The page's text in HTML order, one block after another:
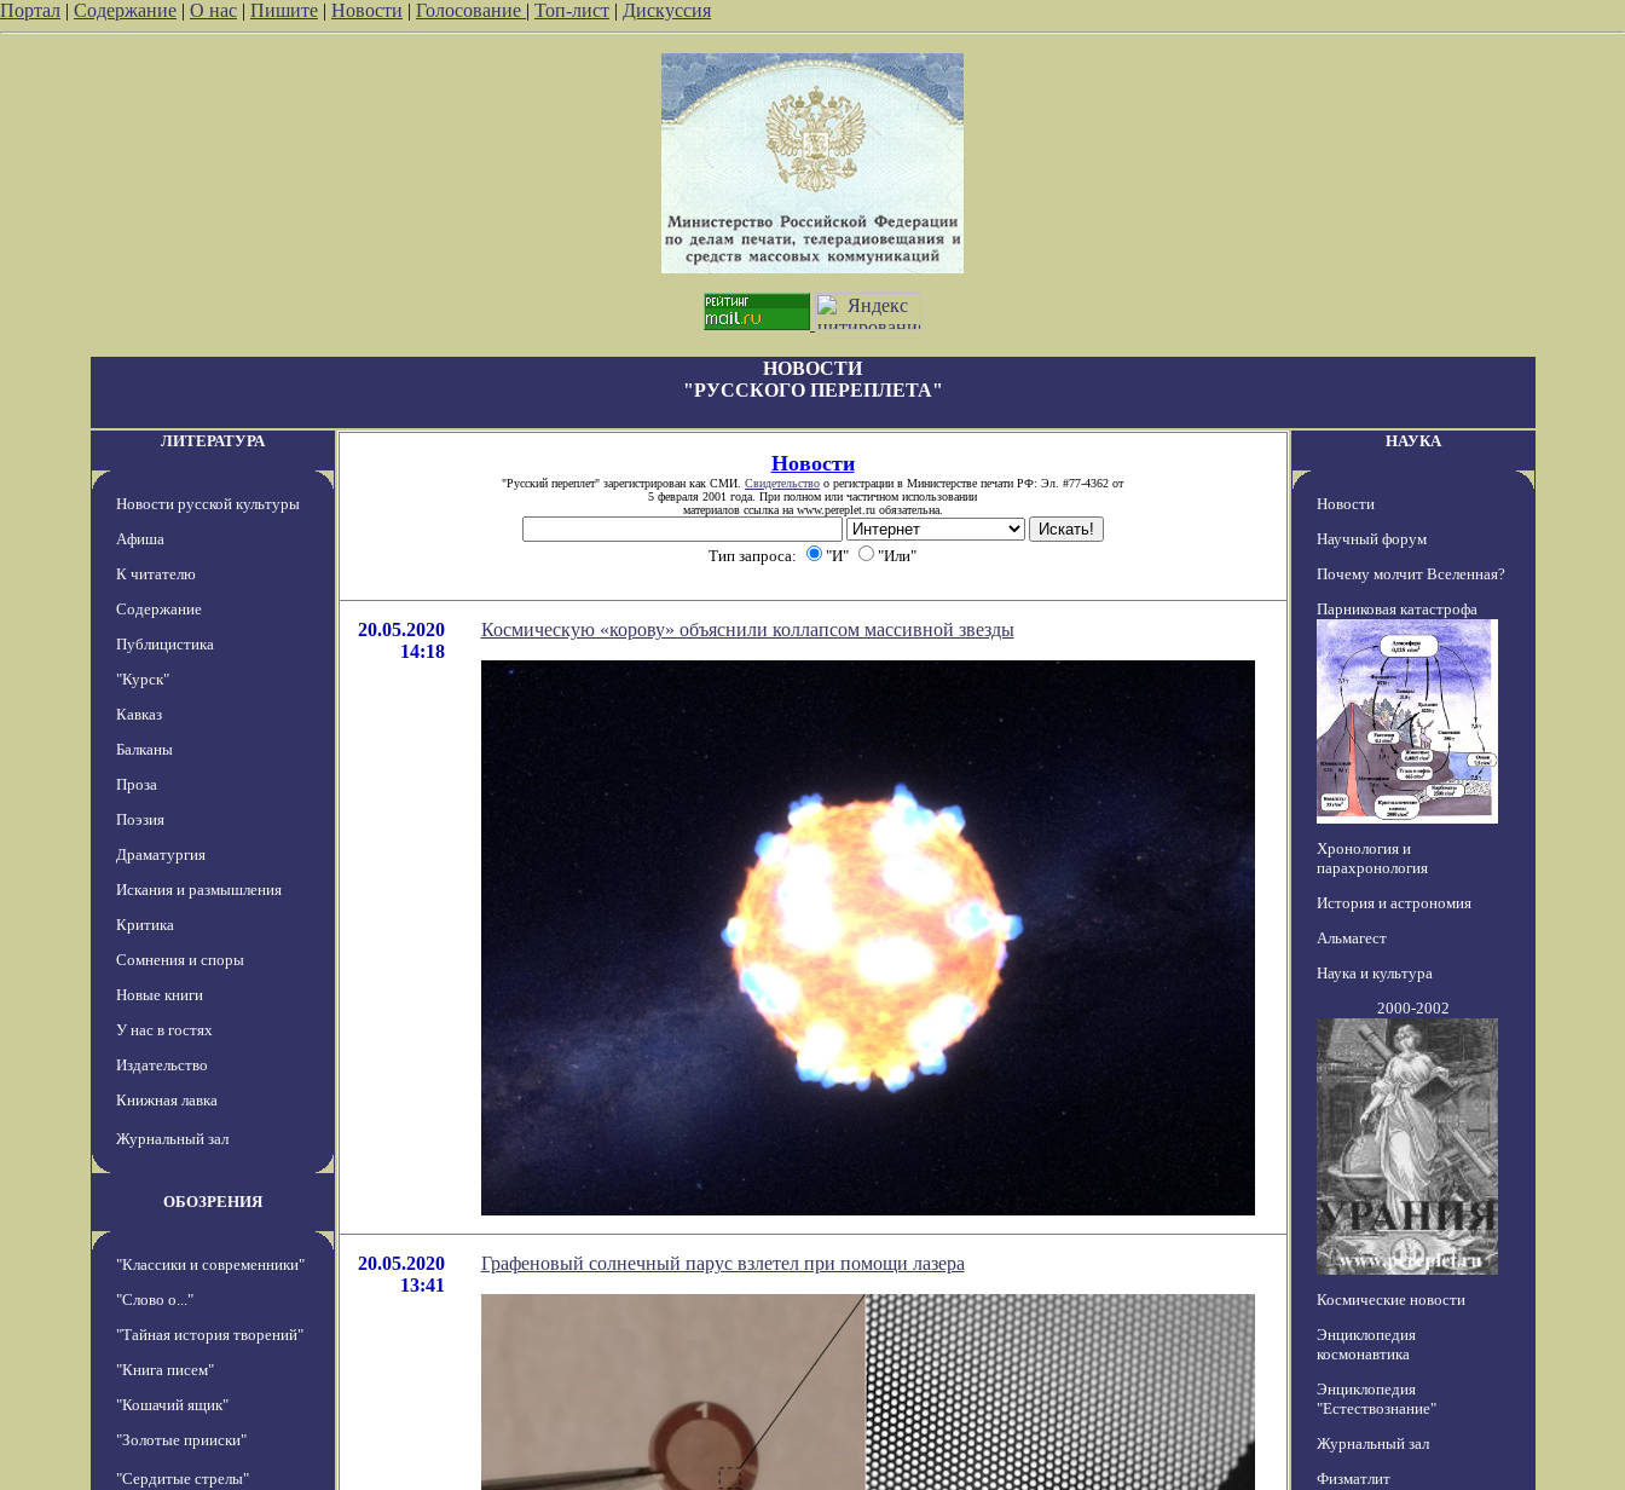
Портал | Содержание | О нас | Пишите | Новости | Голосование | Топ-лист | Дискуссия
НОВОСТИ
"РУССКОГО ПЕРЕПЛЕТА"
ЛИТЕРАТУРА
Новости русской культуры
Афиша
К читателю
Содержание
Публицистика
"Курск"
Кавказ
Балканы
Проза
Поэзия
Драматургия
Искания и размышления
Критика
Сомнения и споры
Новые книги
У нас в гостях
Издательство
Книжная лавка
Журнальный зал
ОБОЗРЕНИЯ
"Классики и современники"
"Слово о..."
"Тайная история творений"
"Книга писем"
"Кошачий ящик"
"Золотые прииски"
"Сердитые стрелы"
Новости
"Русский переплет" зарегистрирован как СМИ. Свидетельство о регистрации в Министерстве печати РФ: Эл. #77-4362 от
5 февраля 2001 года. При полном или частичном использовании
материалов ссылка на www.pereplet.ru обязательна.
Тип запроса: "И" "Или"
20.05.2020
14:18
Космическую «корову» объяснили коллапсом массивной звезды
20.05.2020
13:41
Графеновый солнечный парус взлетел при помощи лазера
НАУКА
Новости
Научный форум
Почему молчит Вселенная?
Парниковая катастрофа
Хронология и
парахронология
История и астрономия
Альмагест
Наука и культура
2000-2002
Космические новости
Энциклопедия
космонавтика
Энциклопедия
"Естествознание"
Журнальный зал
Физматлит